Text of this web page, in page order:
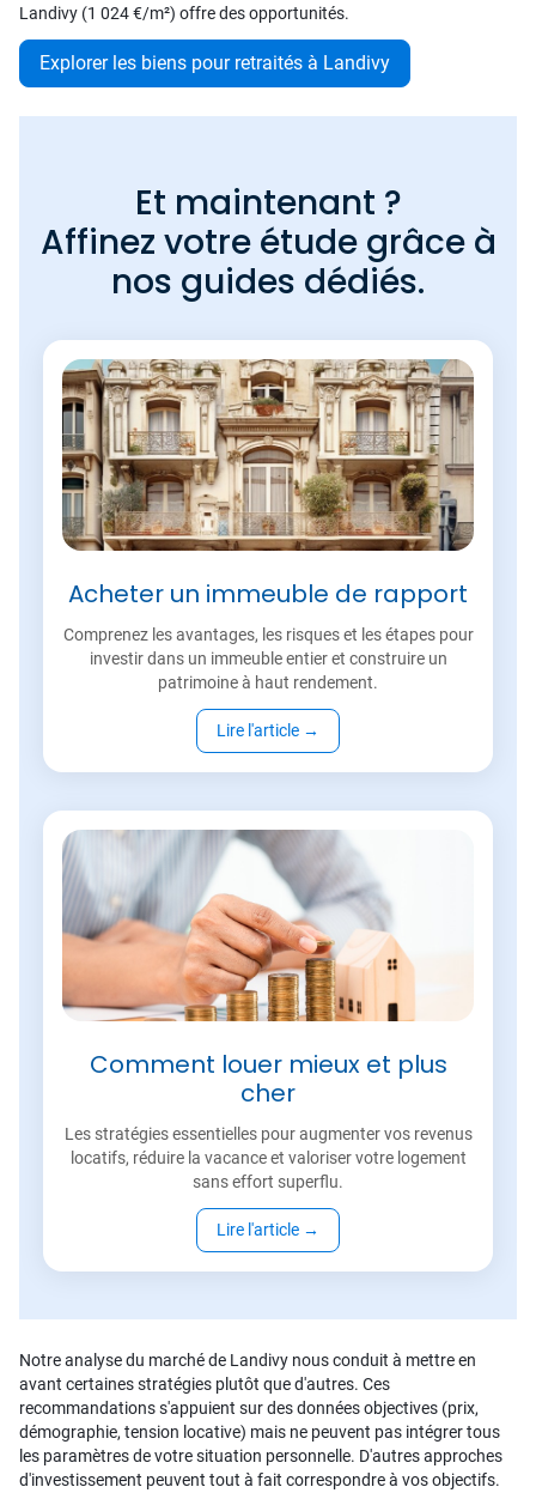
Landivy (1 024 €/m²) offre des opportunités.
Explorer les biens pour retraités à Landivy
Et maintenant ?
Affinez votre étude grâce à
nos guides dédiés.
Acheter un immeuble de rapport
Comprenez les avantages, les risques et les étapes pour
investir dans un immeuble entier et construire un
patrimoine à haut rendement.
Lire l'article →
Comment louer mieux et plus
cher
Les stratégies essentielles pour augmenter vos revenus
locatifs, réduire la vacance et valoriser votre logement
sans effort superflu.
Lire l'article →
Notre analyse du marché de Landivy nous conduit à mettre en
avant certaines stratégies plutôt que d'autres. Ces
recommandations s'appuient sur des données objectives (prix,
démographie, tension locative) mais ne peuvent pas intégrer tous
les paramètres de votre situation personnelle. D'autres approches
d'investissement peuvent tout à fait correspondre à vos objectifs.